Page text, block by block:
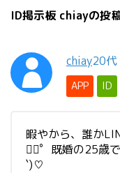
ID掲示板 chiayの投
chiay20代
APP ID
暇やから、誰か
❁⃘゜既婚の25歳で
`)♡